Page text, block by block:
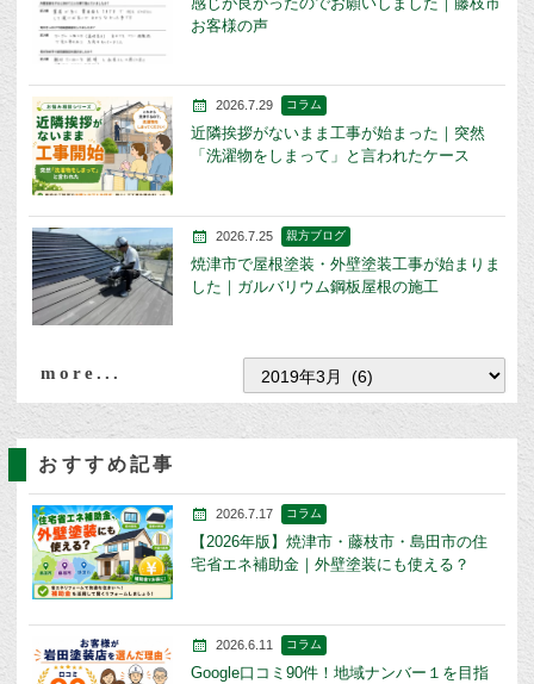
お客様の声
2026.7.29 コラム
近隣挨拶がないまま工事が始まった｜突然
「洗濯物をしまって」と言われたケース
2026.7.25 親方ブログ
焼津市で屋根塗装・外壁塗装工事が始まりま
した｜ガルバリウム鋼板屋根の施工
more...
おすすめ記事
2026.7.17 コラム
【2026年版】焼津市・藤枝市・島田市の住
宅省エネ補助金｜外壁塗装にも使える？
2026.6.11 コラム
Google口コミ90件！地域ナンバー１を目指